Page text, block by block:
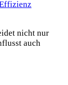
nicht nur
auch